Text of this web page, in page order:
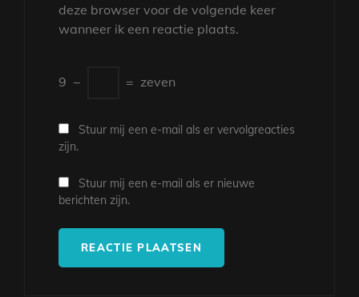
deze browser voor de volgende keer
wanneer ik een reactie plaats.
9 − = zeven
Stuur mij een e-mail als er vervolgreacties
zijn.
Stuur mij een e-mail als er nieuwe
berichten zijn.